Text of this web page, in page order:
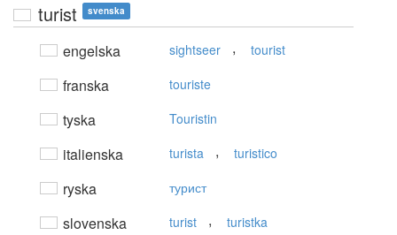
turist svenska
engelska sightseer , tourist
franska touriste
tyska Touristin
italienska turista , turistico
ryska турист
slovenska turist , turistka